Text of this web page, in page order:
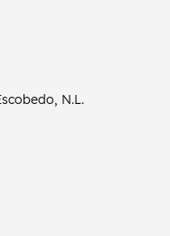
N.L.